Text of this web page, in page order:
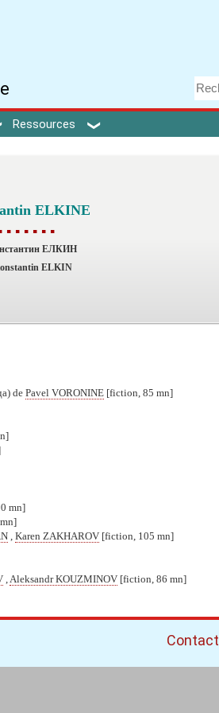
Ressources
ELKINE
▪ ▪ ▪ ▪ ▪ ▪
ЕЛКИН
ELKIN
de Pavel VORONINE [fiction, 85 mn]
mn]
Karen ZAKHAROV [fiction, 105 mn]
Aleksandr KOUZMINOV [fiction, 86 mn]
Contact